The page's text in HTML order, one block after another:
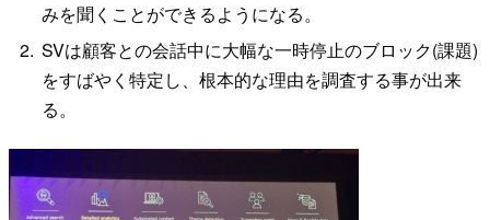
みを聞くことができるようになる。
SVは顧客との会話中に大幅な一時停止のブロック(課題)
をすばやく特定し、根本的な理由を調査する事が出来
る。